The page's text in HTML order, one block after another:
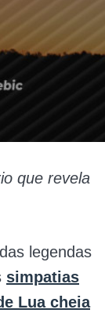
que revela
legendas
simpatias
Lua cheia